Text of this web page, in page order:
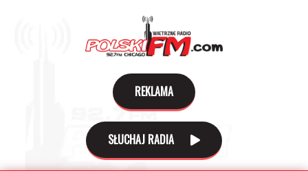
REKLAMA
SŁUCHAJ RADIA